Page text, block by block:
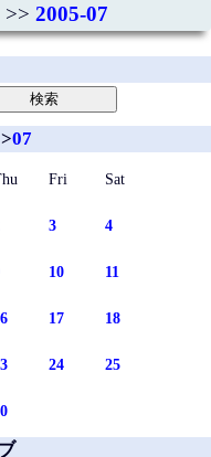
>> 2005-07
>07
Fri Sat
3 4
10 11
17 18
24 25